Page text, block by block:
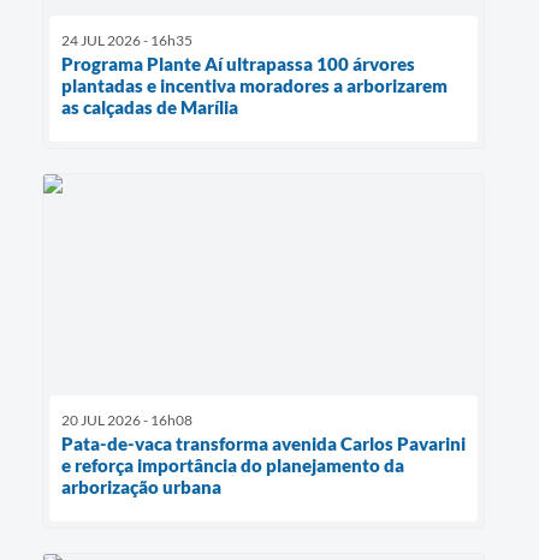
24 JUL 2026 - 16h35
Programa Plante Aí ultrapassa 100 árvores
plantadas e incentiva moradores a arborizarem
as calçadas de Marília
20 JUL 2026 - 16h08
Pata-de-vaca transforma avenida Carlos Pavarini
e reforça importância do planejamento da
arborização urbana